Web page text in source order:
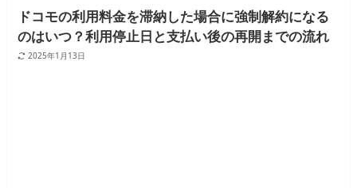
ドコモの利用料金を滞納した場合に強制解約になる
のはいつ？利用停止日と支払い後の再開までの流れ
2025年1月13日